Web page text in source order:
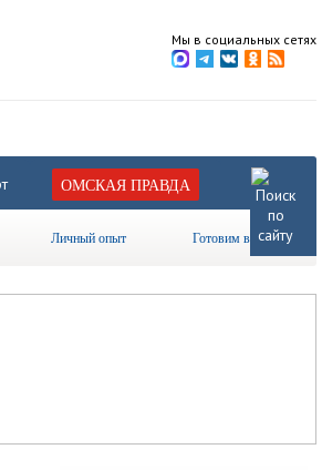
Мы в социальных сетях
ОМСКАЯ ПРАВДА
Личный опыт Готовим вместе